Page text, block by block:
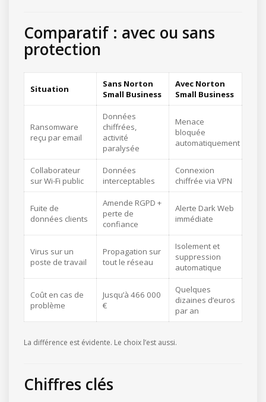
Comparatif : avec ou sans
protection
Situation
Sans Norton
Small Business
Avec Norton
Small Business
Ransomware
reçu par email
Données
chiffrées,
activité
paralysée
Menace
bloquée
automatiquement
Collaborateur
sur Wi-Fi public
Données
interceptables
Connexion
chiffrée via VPN
Fuite de
données clients
Amende RGPD +
perte de
confiance
Alerte Dark Web
immédiate
Virus sur un
poste de travail
Propagation sur
tout le réseau
Isolement et
suppression
automatique
Coût en cas de
problème
Jusqu’à 466 000
€
Quelques
dizaines d’euros
par an
La différence est évidente. Le choix l’est aussi.
Chiffres clés